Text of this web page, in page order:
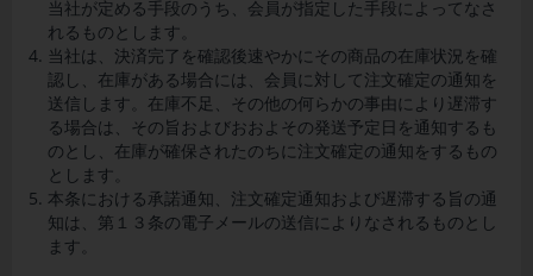
当社が定める手段のうち、会員が指定した手段によってなさ
れるものとします。
当社は、決済完了を確認後速やかにその商品の在庫状況を確
認し、在庫がある場合には、会員に対して注文確定の通知を
送信します。在庫不足、その他の何らかの事由により遅滞す
る場合は、その旨およびおおよその発送予定日を通知するも
のとし、在庫が確保されたのちに注文確定の通知をするもの
とします。
本条における承諾通知、注文確定通知および遅滞する旨の通
知は、第１３条の電子メールの送信によりなされるものとし
ます。